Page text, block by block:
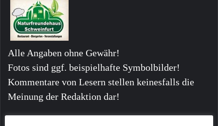
Alle Angaben ohne Gewähr!
Fotos sind ggf. beispielhafte Symbolbilder!
Kommentare von Lesern stellen keinesfalls die
Meinung der Redaktion dar!